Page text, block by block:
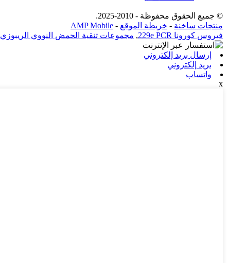
© جميع الحقوق محفوظة - 2010-2025.
منتجات ساخنة - خريطة الموقع -
AMP Mobile
فيروس كورونا 229e PCR
, مجموعات تنقية الحمض النووي الريبوزي
إرسال بريد إلكتروني
بريد إلكتروني
واتساب
x